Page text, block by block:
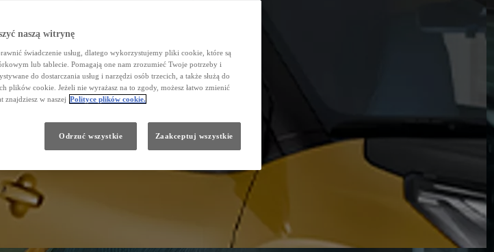
naszą witrynę
świadczenie usług, dlatego wykorzystujemy pliki cookie, które są
lub tablecie. Pomagają one nam zrozumieć Twoje potrzeby i
do dostarczania usług i narzędzi osób trzecich, a także służą do
plików cookie. Jeżeli nie wyrażasz na to zgody, możesz łatwo zmienić
znajdziesz w naszej Polityce plików cookie.
Odrzuć wszystkie Zaakceptuj wszystkie